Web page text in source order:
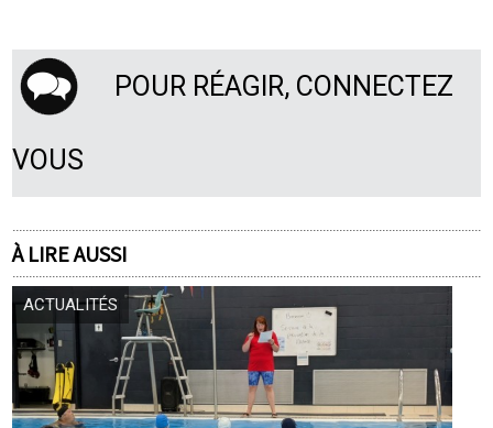
POUR RÉAGIR, CONNECTEZ
VOUS
À LIRE AUSSI
ACTUALITÉS